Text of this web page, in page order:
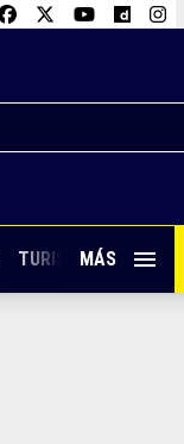
TURISMO CON SABOR
MÁS